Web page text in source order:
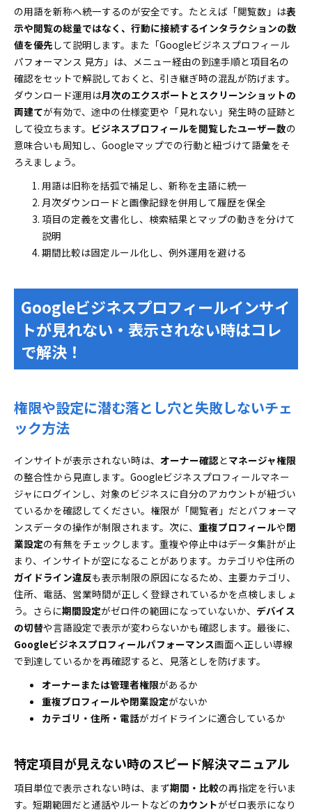
の用語を新称へ統一するのが安全です。たとえば「閲覧数」は表
示や閲覧の総量ではなく、行動に接続するインタラクションの数
値を優先 して説明します。また「Googleビジネスプロフィール
パフォーマンス 見方」は、メニュー経由の到達手順と項目名の
確認をセットで解説しておくと、引き継ぎ時の混乱が防げます。
ダウンロード運用は月次のエクスポートとスクリーンショットの
両建てが有効で、途中の仕様変更や「見れない」発生時の証跡と
して役立ちます。 ビジネスプロフィールを閲覧したユーザー数の
意味合いも周知し、Googleマップでの行動と紐づけて語彙をそ
ろえましょう。
用語は旧称を括弧で補足し、新称を主語に統一
月次ダウンロードと画像記録を併用して履歴を保全
項目の定義を文書化し、検索結果とマップの動きを分けて
説明
期間比較は固定ルール化し、例外運用を避ける
Googleビジネスプロフィールインサイ
トが見れない・表示されない時はコレ
で解決！
権限や設定に潜む落とし穴と失敗しないチェ
ック方法
インサイトが表示されない時は、 オーナー確認とマネージャ権限
の整合性から見直します。Googleビジネスプロフィールマネー
ジャにログインし、対象のビジネスに自分のアカウントが紐づい
ているかを確認してください。権限が「閲覧者」だとパフォーマ
ンスデータの操作が制限されます。次に、 重複プロフィールや閉
業設定の有無をチェックします。重複や停止中はデータ集計が止
まり、インサイトが空になることがあります。カテゴリや住所の
ガイドライン違反も表示制限の原因になるため、主要カテゴリ、
住所、電話、営業時間が正しく登録されているかを点検しましょ
う。さらに期間設定がゼロ件の範囲になっていないか、 デバイス
の切替や言語設定で表示が変わらないかも確認します。最後に、
Googleビジネスプロフィールパフォーマンス画面へ正しい導線
で到達しているかを再確認すると、見落としを防げます。
オーナーまたは管理者権限があるか
重複プロフィールや閉業設定がないか
カテゴリ・住所・電話がガイドラインに適合しているか
特定項目が見えない時のスピード解決マニュアル
項目単位で表示されない時は、まず期間・比較の再指定を行いま
す。短期範囲だと通話やルートなどのカウントがゼロ表示になり